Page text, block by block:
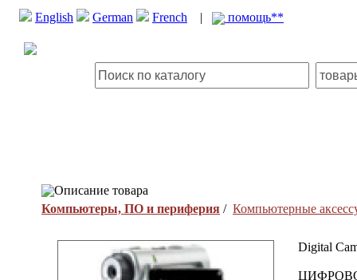
English German French | помощь**
Описание товара
Компьютеры, ПО и периферия / Компьютерные
Digital